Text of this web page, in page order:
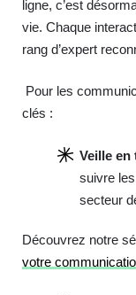
ligne, c’est
vie. Chaque
rang d’expert
Pour les
clés :
Veille en
suivre
secteur
Découvrez notre
votre